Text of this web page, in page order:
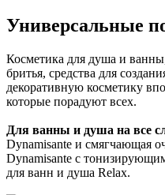
Универсальные
Косметика для душа и
бритья, средства для
декоративную косметику
которые порадуют всех.
Для ванны и душа на все
Dynamisante и смягчающая
Dynamisante с
для ванн и душа Relax.